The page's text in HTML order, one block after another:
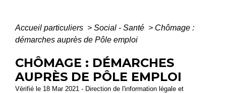
Accueil particuliers > Social - Santé > Chômage :
démarches auprès de Pôle emploi
CHÔMAGE : DÉMARCHES
AUPRÈS DE PÔLE EMPLOI
Vérifié le 18 Mar 2021 - Direction de l'information légale et